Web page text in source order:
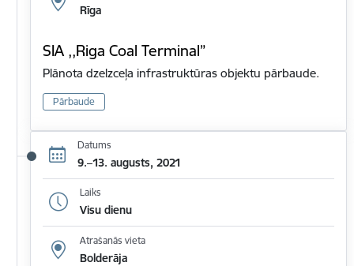
Rīga
SIA ,,Riga Coal Terminal”
Plānota dzelzceļa infrastruktūras objektu pārbaude.
Pārbaude
Datums
9.–13. augusts, 2021
Laiks
Visu dienu
Atrašanās vieta
Bolderāja